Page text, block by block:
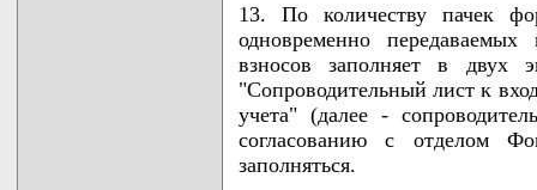
13. По количеству пачек
одновременно
взносов заполняет в двух
"Сопроводительный лист к
учета" (далее -
согласованию с отделом
заполняться.